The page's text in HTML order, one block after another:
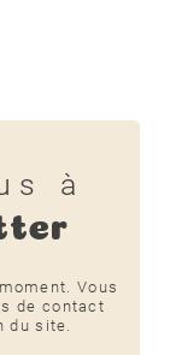
à
Vous
de contact
du site.